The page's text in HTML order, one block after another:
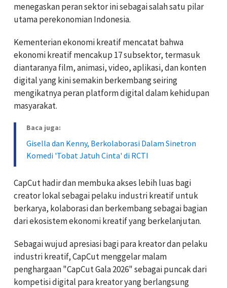
menegaskan peran sektor ini sebagai salah satu pilar
utama perekonomian Indonesia.
Kementerian ekonomi kreatif mencatat bahwa
ekonomi kreatif mencakup 17 subsektor, termasuk
diantaranya film, animasi, video, aplikasi, dan konten
digital yang kini semakin berkembang seiring
mengikatnya peran platform digital dalam kehidupan
masyarakat.
Baca juga:
Gisella dan Kenny, Berkolaborasi Dalam Sinetron
Komedi 'Tobat Jatuh Cinta' di RCTI
CapCut hadir dan membuka akses lebih luas bagi
creator lokal sebagai pelaku industri kreatif untuk
berkarya, kolaborasi dan berkembang sebagai bagian
dari ekosistem ekonomi kreatif yang berkelanjutan.
Sebagai wujud apresiasi bagi para kreator dan pelaku
industri kreatif, CapCut menggelar malam
penghargaan "CapCut Gala 2026" sebagai puncak dari
kompetisi digital para kreator yang berlangsung